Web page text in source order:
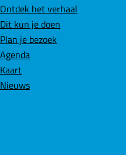
Ontdek het verhaal
Dit kun je doen
Plan je bezoek
Agenda
Kaart
Nieuws